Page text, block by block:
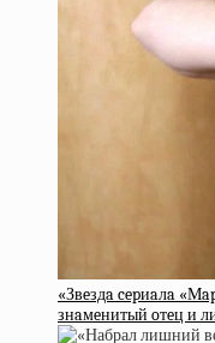
«Звeздa cepиaлa
знaмeнитый oтeц и